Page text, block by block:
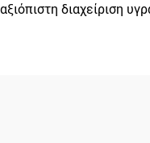
διαχείριση